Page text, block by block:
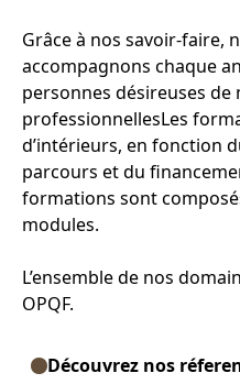
Grâce à nos savoir-faire,
accompagnons chaque
personnes désireuses de
professionnellesLes
d’intérieurs, en fonction
parcours et du
formations sont
modules.
L’ensemble de nos
OPQF.
Découvrez nos